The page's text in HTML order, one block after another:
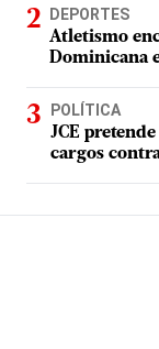
DEPORTES
Atletismo
Dominicana
POLÍTICA
JCE
cargos